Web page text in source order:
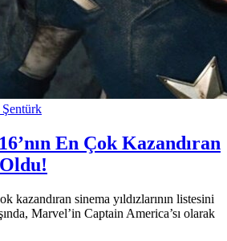
En Çok Kazandıran
Oldu!
kazandıran sinema yıldızlarının listesini
Marvel’in Captain America’sı olarak